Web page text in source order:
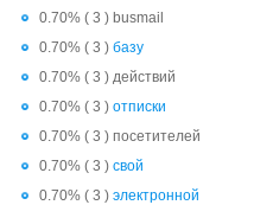
0.70% ( 3 ) busmail
0.70% ( 3 ) базу
0.70% ( 3 ) действий
0.70% ( 3 ) отписки
0.70% ( 3 ) посетителей
0.70% ( 3 ) свой
0.70% ( 3 ) электронной